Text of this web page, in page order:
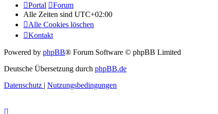
Portal
Forum
Alle Zeiten sind UTC+02:00
Alle Cookies löschen
Kontakt
Powered by phpBB® Forum Software © phpBB Limited
Deutsche Übersetzung durch phpBB.de
Datenschutz | Nutzungsbedingungen